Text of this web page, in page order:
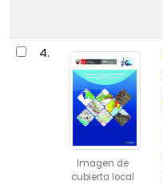
4.
Imagen de
cubierta local